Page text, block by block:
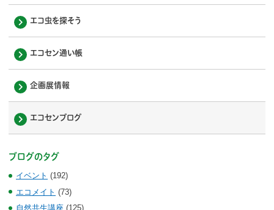
エコ虫を探そう
エコセン通い帳
企画展情報
エコセンブログ
ブログのタグ
イベント (192)
エコメイト (73)
自然共生講座 (125)